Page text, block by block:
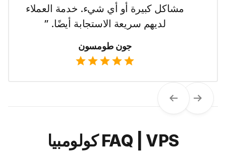
في دبي. إنه سهل الاستخدام وأحب
تسعيرهم الواضح. ”
إيما ويلسون
Previous
Next
FAQ | VPS كولومبيا